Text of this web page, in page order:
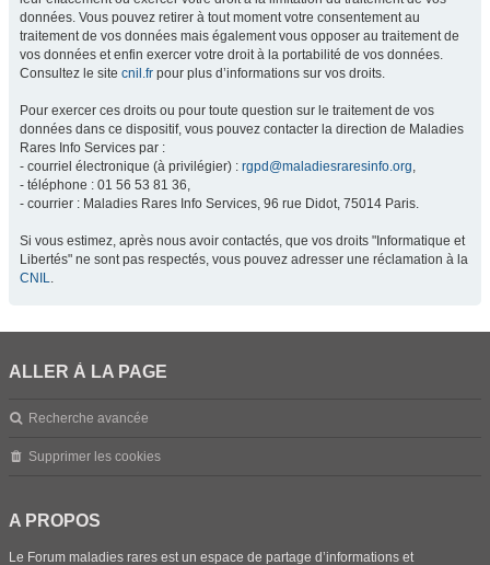
données. Vous pouvez retirer à tout moment votre consentement au
traitement de vos données mais également vous opposer au traitement de
vos données et enfin exercer votre droit à la portabilité de vos données.
Consultez le site cnil.fr pour plus d’informations sur vos droits.
Pour exercer ces droits ou pour toute question sur le traitement de vos
données dans ce dispositif, vous pouvez contacter la direction de Maladies
Rares Info Services par :
- courriel électronique (à privilégier) : rgpd@maladiesraresinfo.org,
- téléphone : 01 56 53 81 36,
- courrier : Maladies Rares Info Services, 96 rue Didot, 75014 Paris.
Si vous estimez, après nous avoir contactés, que vos droits "Informatique et
Libertés" ne sont pas respectés, vous pouvez adresser une réclamation à la
CNIL.
ALLER À LA PAGE
Recherche avancée
Supprimer les cookies
A PROPOS
Le Forum maladies rares est un espace de partage d’informations et